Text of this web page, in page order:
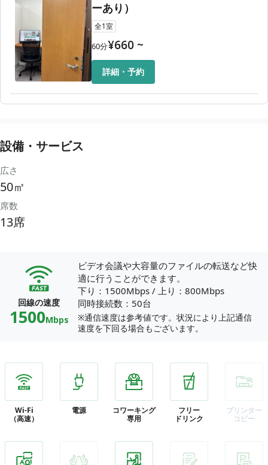
ーあり）
全1室
60分¥660 ~
詳細・予約
設備・サービス
広さ
50㎡
席数
13席
回線の速度
1500Mbps
ビデオ会議や大容量のファイルの転送など快
適に行うことができます。
下り：1500Mbps / 上り：800Mbps
同時接続数：50台
※通信速度は参考値です。状況により上記通信
速度を下回る場合もございます。
Wi-Fi
（高速）
電源
コワーキング
専用
フリー
ドリンク
プリンター
コピー